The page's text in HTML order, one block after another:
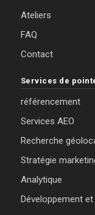
Ateliers
FAQ
Contact
Services de
référencement
Services AEO
Recherche
Stratégie
Analytique
Développement